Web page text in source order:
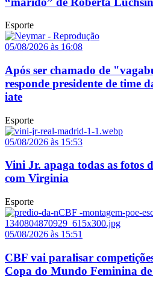
Esporte
05/08/2026 às 16:08
Após ser chamado de
responde presidente de time
iate
Esporte
05/08/2026 às 15:53
Vini Jr. apaga todas as fotos
com Virginia
Esporte
05/08/2026 às 15:51
CBF vai paralisar
Copa do Mundo Feminina de